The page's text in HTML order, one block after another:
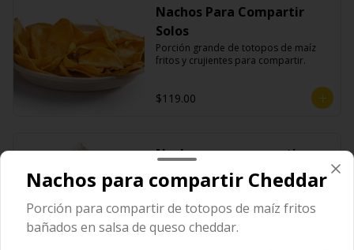
Nachos Para Compartir
Solos
Porción grande de totopos de maíz
fritos y crujientes para compartir.
$119.00
Nachos para compartir
Guacamole
Totopos de maíz fritos con
guacamole, cebolla morada, cilantro y
un toque de crema.
$129.00
Nachos para compartir Cheddar
Porción para compartir de totopos de maíz fritos
bañados en salsa de queso cheddar.